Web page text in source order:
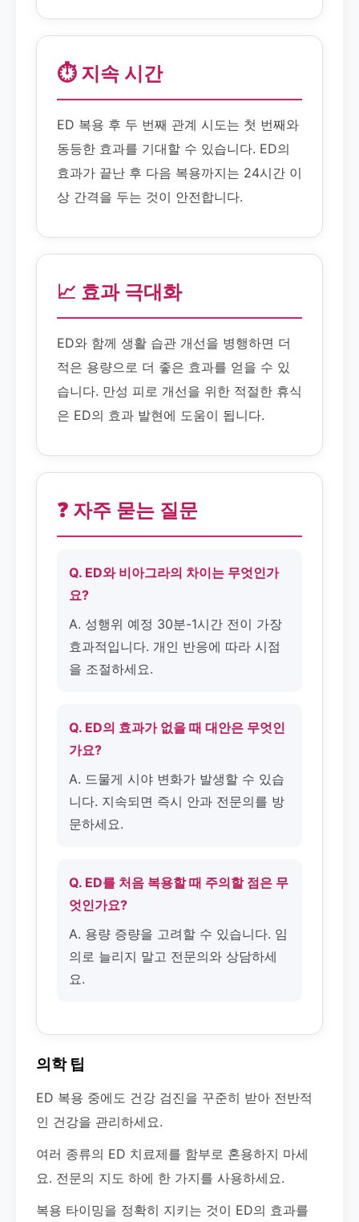
⏱️ 지속 시간
ED 복용 후 두 번째 관계 시도는 첫 번째와
동등한 효과를 기대할 수 있습니다. ED의
효과가 끝난 후 다음 복용까지는 24시간 이
상 간격을 두는 것이 안전합니다.
📈 효과 극대화
ED와 함께 생활 습관 개선을 병행하면 더
적은 용량으로 더 좋은 효과를 얻을 수 있
습니다. 만성 피로 개선을 위한 적절한 휴식
은 ED의 효과 발현에 도움이 됩니다.
❓ 자주 묻는 질문
Q. ED와 비아그라의 차이는 무엇인가
요?
A. 성행위 예정 30분-1시간 전이 가장
효과적입니다. 개인 반응에 따라 시점
을 조절하세요.
Q. ED의 효과가 없을 때 대안은 무엇인
가요?
A. 드물게 시야 변화가 발생할 수 있습
니다. 지속되면 즉시 안과 전문의를 방
문하세요.
Q. ED를 처음 복용할 때 주의할 점은 무
엇인가요?
A. 용량 증량을 고려할 수 있습니다. 임
의로 늘리지 말고 전문의와 상담하세
요.
의학 팁
ED 복용 중에도 건강 검진을 꾸준히 받아 전반적
인 건강을 관리하세요.
여러 종류의 ED 치료제를 함부로 혼용하지 마세
요. 전문의 지도 하에 한 가지를 사용하세요.
복용 타이밍을 정확히 지키는 것이 ED의 효과를